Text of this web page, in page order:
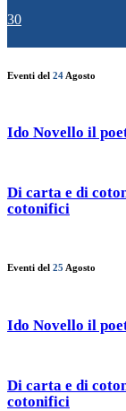
30
Eventi del 24 Agosto
Ido Novello il
Di carta e di
cotonifici
Eventi del 25 Agosto
Ido Novello il
Di carta e di
cotonifici